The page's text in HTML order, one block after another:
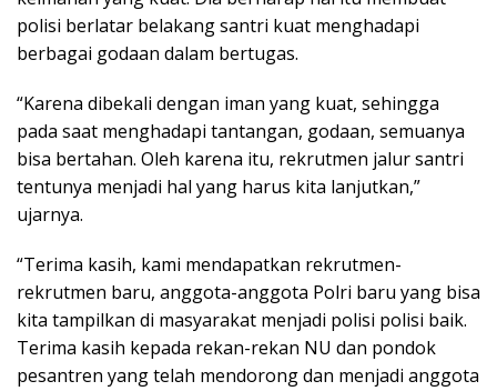
polisi berlatar belakang santri kuat menghadapi
berbagai godaan dalam bertugas.
“Karena dibekali dengan iman yang kuat, sehingga
pada saat menghadapi tantangan, godaan, semuanya
bisa bertahan. Oleh karena itu, rekrutmen jalur santri
tentunya menjadi hal yang harus kita lanjutkan,”
ujarnya.
“Terima kasih, kami mendapatkan rekrutmen-
rekrutmen baru, anggota-anggota Polri baru yang bisa
kita tampilkan di masyarakat menjadi polisi polisi baik.
Terima kasih kepada rekan-rekan NU dan pondok
pesantren yang telah mendorong dan menjadi anggota